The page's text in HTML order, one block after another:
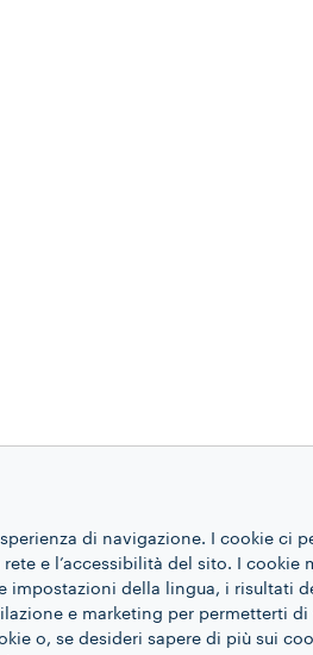
di navigazione. I cookie ci
e l’accessibilità del sito. I cookie
impostazioni della lingua, i risultati
e marketing per permetterti di
o, se desideri sapere di più sui